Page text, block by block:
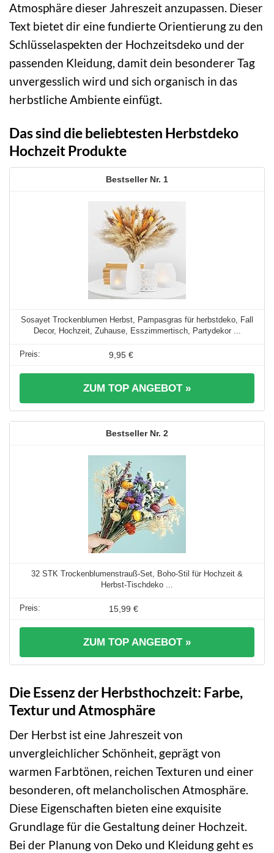
Atmosphäre dieser Jahreszeit anzupassen. Dieser
Text bietet dir eine fundierte Orientierung zu den
Schlüsselaspekten der Hochzeitsdeko und der
passenden Kleidung, damit dein besonderer Tag
unvergesslich wird und sich organisch in das
herbstliche Ambiente einfügt.
Das sind die beliebtesten Herbstdeko
Hochzeit Produkte
1
Sosayet Trockenblumen Herbst, Pampasgras für herbstdeko, Fall
Decor, Hochzeit, Zuhause, Esszimmertisch, Partydekor ...
9,95 €
ZUM TOP ANGEBOT »
2
32 STK Trockenblumenstrauß-Set, Boho-Stil für Hochzeit &
Herbst-Tischdeko ...
15,99 €
ZUM TOP ANGEBOT »
Die Essenz der Herbsthochzeit: Farbe,
Textur und Atmosphäre
Der Herbst ist eine Jahreszeit von
unvergleichlicher Schönheit, geprägt von
warmen Farbtönen, reichen Texturen und einer
besonderen, oft melancholischen Atmosphäre.
Diese Eigenschaften bieten eine exquisite
Grundlage für die Gestaltung deiner Hochzeit.
Bei der Planung von Deko und Kleidung geht es